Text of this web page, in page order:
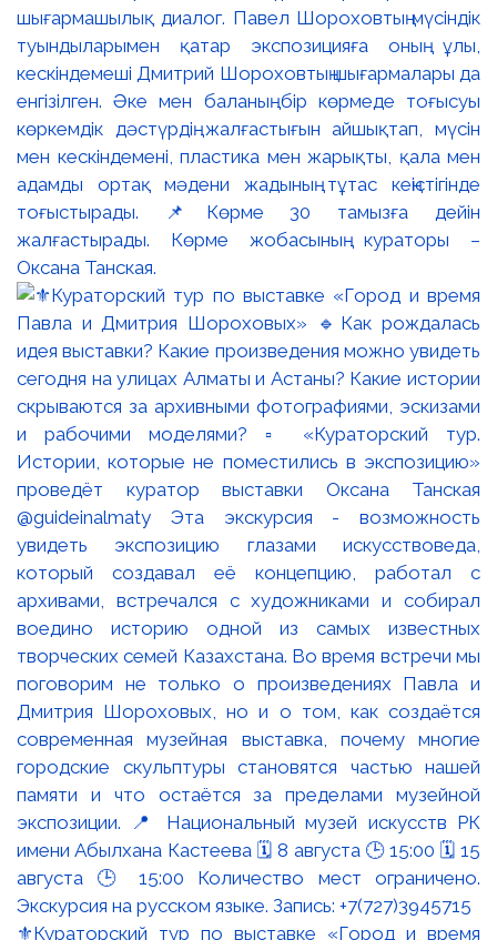
шығармашылық диалог. Павел Шороховтың мүсіндік
туындыларымен қатар экспозицияға оның ұлы,
кескіндемеші Дмитрий Шороховтың шығармалары да
енгізілген. Әке мен баланың бір көрмеде тоғысуы
көркемдік дәстүрдің жалғастығын айшықтап, мүсін
мен кескіндемені, пластика мен жарықты, қала мен
адамды ортақ мәдени жадының тұтас кеңістігінде
тоғыстырады. 📌Көрме 30 тамызға дейін
жалғастырады. Көрме жобасының кураторы –
Оксана Танская.
⚜️Кураторский тур по выставке «Город и время